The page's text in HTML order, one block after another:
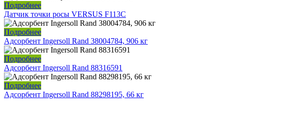
Подробнее
Датчик точки росы VERSUS F113C
Подробнее
Адсорбент Ingersoll Rand 38004784, 906 кг
Подробнее
Адсорбент Ingersoll Rand 88316591
Подробнее
Адсорбент Ingersoll Rand 88298195, 66 кг